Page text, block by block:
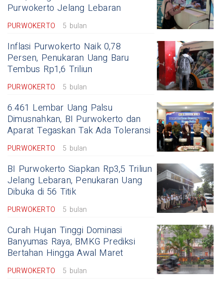
Purwokerto Jelang Lebaran
PURWOKERTO 5 bulan
Inflasi Purwokerto Naik 0,78
Persen, Penukaran Uang Baru
Tembus Rp1,6 Triliun
PURWOKERTO 5 bulan
6.461 Lembar Uang Palsu
Dimusnahkan, BI Purwokerto dan
Aparat Tegaskan Tak Ada Toleransi
PURWOKERTO 5 bulan
BI Purwokerto Siapkan Rp3,5 Triliun
Jelang Lebaran, Penukaran Uang
Dibuka di 56 Titik
PURWOKERTO 5 bulan
Curah Hujan Tinggi Dominasi
Banyumas Raya, BMKG Prediksi
Bertahan Hingga Awal Maret
PURWOKERTO 5 bulan